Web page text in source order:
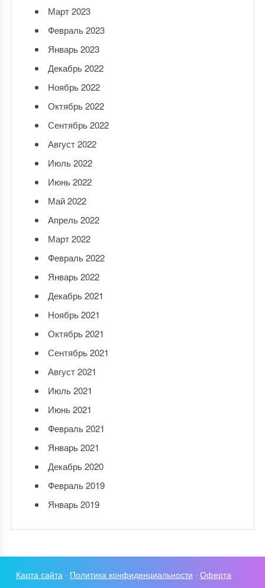
Март 2023
Февраль 2023
Январь 2023
Декабрь 2022
Ноябрь 2022
Октябрь 2022
Сентябрь 2022
Август 2022
Июль 2022
Июнь 2022
Май 2022
Апрель 2022
Март 2022
Февраль 2022
Январь 2022
Декабрь 2021
Ноябрь 2021
Октябрь 2021
Сентябрь 2021
Август 2021
Июль 2021
Июнь 2021
Февраль 2021
Январь 2021
Декабрь 2020
Февраль 2019
Январь 2019
Карта сайта · Политика конфиденциальности ·Оферта